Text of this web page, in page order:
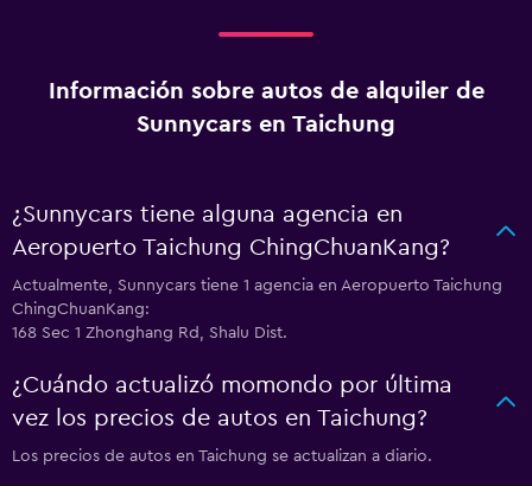
Información sobre autos de alquiler de
Sunnycars en Taichung
¿Sunnycars tiene alguna agencia en
Aeropuerto Taichung ChingChuanKang?
Actualmente, Sunnycars tiene 1 agencia en Aeropuerto Taichung
ChingChuanKang:
168 Sec 1 Zhonghang Rd, Shalu Dist.
¿Cuándo actualizó momondo por última
vez los precios de autos en Taichung?
Los precios de autos en Taichung se actualizan a diario.